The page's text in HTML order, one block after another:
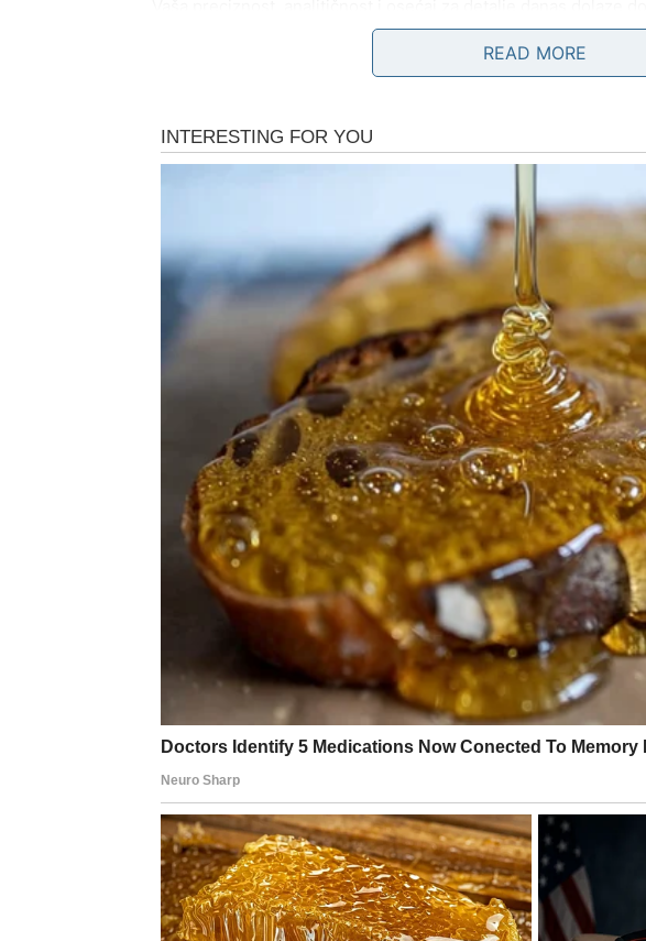
može primetiti vaš trud i ozbiljnost.Sudbina vas testira, ali i
NOVAC I SIGURNOST
povoljnija od vaših strahova. Danas možete dobiti uvid kako
Osećaj kontrole se polako vraća, a sa njim i unutrašnja
sposobni da se nosite sa svime – čak i sa onim što vam je
ZDRAVLJE I UNUTRAŠNJI MIR
Mentalni umor je danas izraženiji nego fizički. Previše
vas iscrpeti. Potrebni su vam tišina, mir i makar kratko
Prijaće vam šetnja, mirna muzika ili razgovor sa osobom koja
ali ih nemojte ni previše analizirati –
pustite da prođu kroz vas.
SAVET SUDBINE ZA DEVICU
Prošlost se danas javlja ne da bi vas zadržala, već da biste je
Vi ste jači, mudriji i spremniji nego ikada. Verujte sebi i procesu
READ MORE